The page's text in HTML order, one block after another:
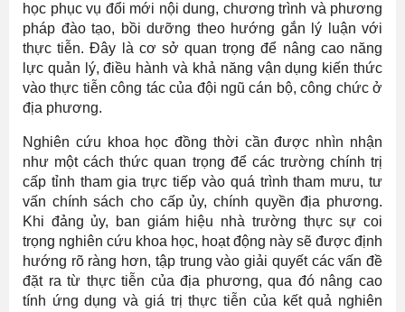
học phục vụ đổi mới nội dung, chương trình và phương
pháp đào tạo, bồi dưỡng theo hướng gắn lý luận với
thực tiễn. Đây là cơ sở quan trọng để nâng cao năng
lực quản lý, điều hành và khả năng vận dụng kiến thức
vào thực tiễn công tác của đội ngũ cán bộ, công chức ở
địa phương.
Nghiên cứu khoa học đồng thời cần được nhìn nhận
như một cách thức quan trọng để các trường chính trị
cấp tỉnh tham gia trực tiếp vào quá trình tham mưu, tư
vấn chính sách cho cấp ủy, chính quyền địa phương.
Khi đảng ủy, ban giám hiệu nhà trường thực sự coi
trọng nghiên cứu khoa học, hoạt động này sẽ được định
hướng rõ ràng hơn, tập trung vào giải quyết các vấn đề
đặt ra từ thực tiễn của địa phương, qua đó nâng cao
tính ứng dụng và giá trị thực tiễn của kết quả nghiên